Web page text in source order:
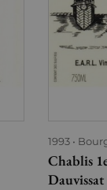
1993
Chablis
Dauvissat